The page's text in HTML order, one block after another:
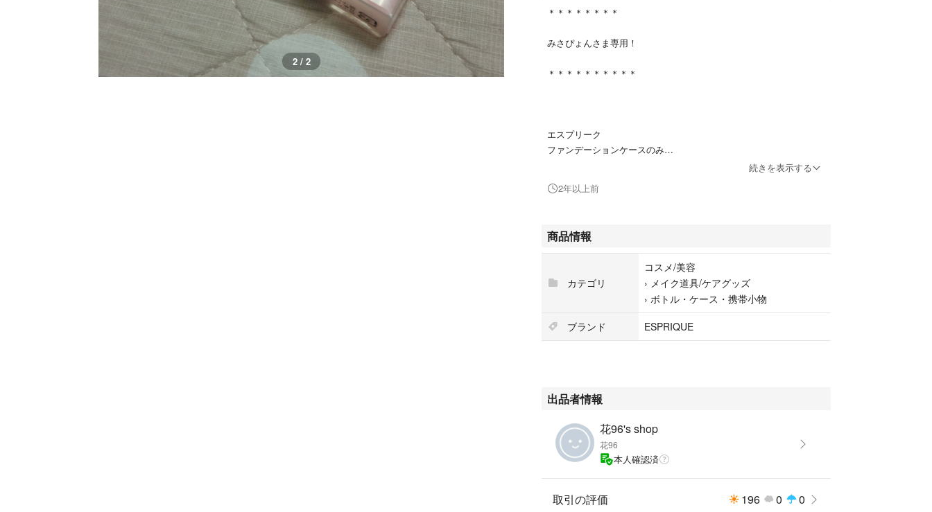
2 / 2
＊＊＊＊＊＊＊＊
みさぴょんさま専用！
＊＊＊＊＊＊＊＊＊＊
エスプリーク
ファンデーションケースのみ
本体のみ、保護して普通郵便にて配送いたします。
#コーセー
続きを表示する
2年以上前
商品情報
カテゴリ
コスメ/美容
› メイク道具/ケアグッズ
› ボトル・ケース・携帯小物
ブランド
ESPRIQUE
出品者情報
花96's shop
花96
本人確認済
取引の評価 196 0 0